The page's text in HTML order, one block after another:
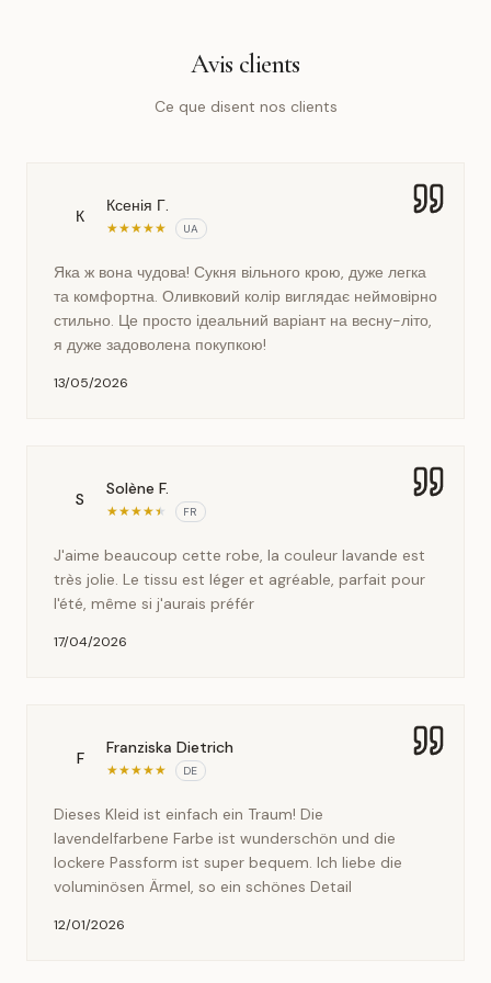
Avis clients
Ce que disent nos clients
К
Ксенія Г.
★★★★★ UA
Яка ж вона чудова! Сукня вільного крою, дуже легка
та комфортна. Оливковий колір виглядає неймовірно
стильно. Це просто ідеальний варіант на весну-літо,
я дуже задоволена покупкою!
13/05/2026
S
Solène F.
★★★★★ FR
J'aime beaucoup cette robe, la couleur lavande est
très jolie. Le tissu est léger et agréable, parfait pour
l'été, même si j'aurais préfér
17/04/2026
F
Franziska Dietrich
★★★★★ DE
Dieses Kleid ist einfach ein Traum! Die
lavendelfarbene Farbe ist wunderschön und die
lockere Passform ist super bequem. Ich liebe die
voluminösen Ärmel, so ein schönes Detail
12/01/2026